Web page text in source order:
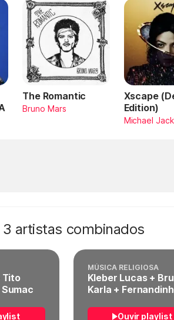
The Romantic
Bruno Mars
Xscape
Edition)
Michael
artistas combinados
Tito
MÚSICA RELIGIOSA
Kleber Lucas +
Karla +
Ouvir playlist